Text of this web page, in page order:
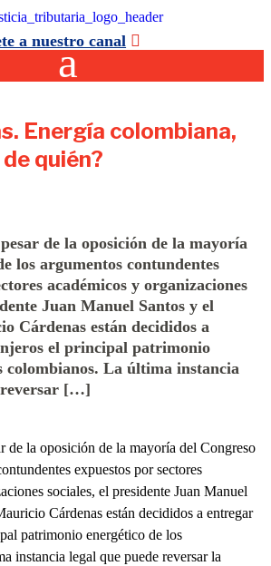
a nuestro canal
Energía colombiana,
quién?
de la oposición de la mayoría
los argumentos contundentes
académicos y organizaciones
Juan Manuel Santos y el
Cárdenas están decididos a
el principal patrimonio
colombianos. La última instancia
reversar […]
de la oposición de la mayoría del Congreso
expuestos por sectores
sociales, el presidente Juan Manuel
Cárdenas están decididos a entregar
patrimonio energético de los
instancia legal que puede reversar la